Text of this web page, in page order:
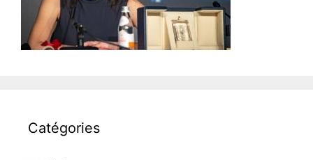
Catégories